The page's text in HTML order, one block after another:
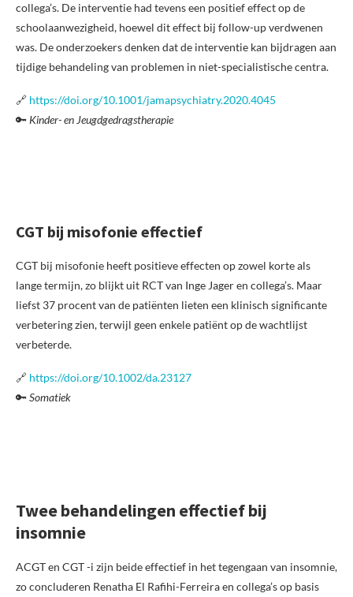
collega’s. De interventie had tevens een positief effect op de
schoolaanwezigheid, hoewel dit effect bij follow-up verdwenen
was. De onderzoekers denken dat de interventie kan bijdragen aan
tijdige behandeling van problemen in niet-specialistische centra.
🔗 https://doi.org/10.1001/jamapsychiatry.2020.4045
🔑 Kinder- en Jeugdgedragstherapie
CGT bij misofonie effectief
CGT bij misofonie heeft positieve effecten op zowel korte als
lange termijn, zo blijkt uit RCT van Inge Jager en collega’s. Maar
liefst 37 procent van de patiënten lieten een klinisch significante
verbetering zien, terwijl geen enkele patiënt op de wachtlijst
verbeterde.
🔗 https://doi.org/10.1002/da.23127
🔑Somatiek
Twee behandelingen effectief bij
insomnie
ACGT en CGT -i zijn beide effectief in het tegengaan van insomnie,
zo concluderen Renatha El Rafihi-Ferreira en collega’s op basis